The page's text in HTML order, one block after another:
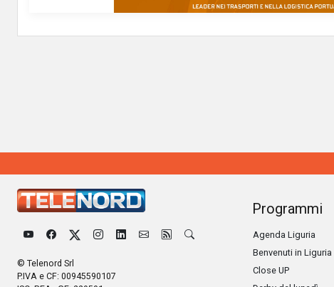
© Telenord Srl
P.IVA e CF: 00945590107
Programmi
Agenda Liguria
Benvenuti in Liguria
Close UP